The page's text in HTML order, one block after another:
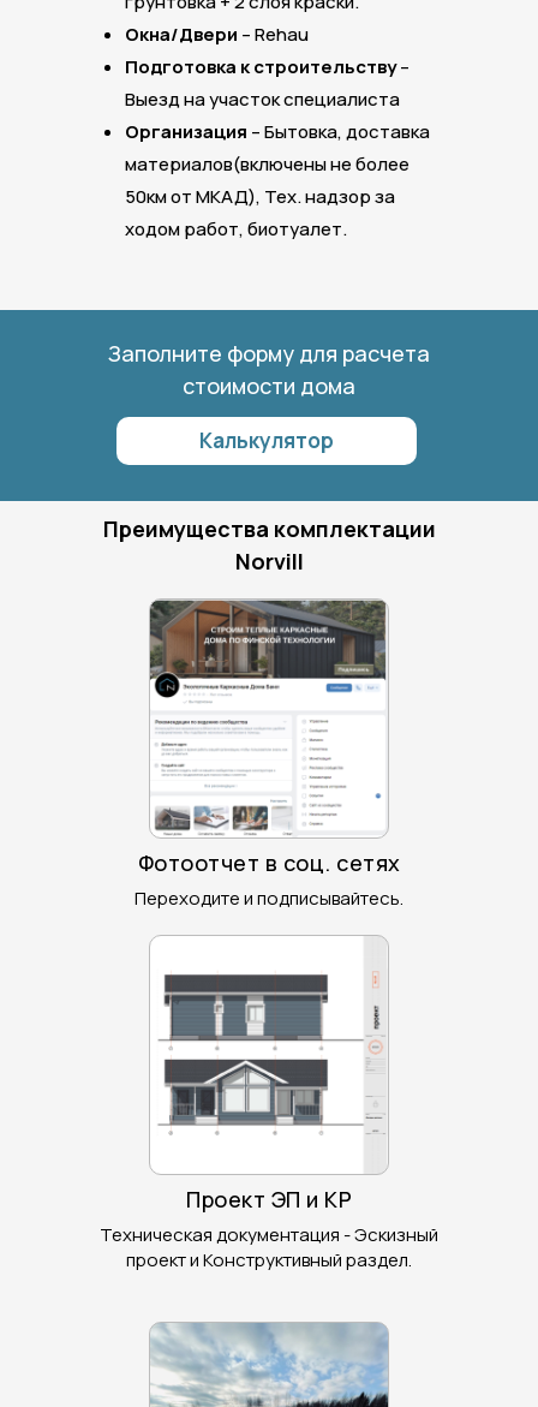
Окна/Двери – Rehau
Подготовка к строительству–
Выезд на участок специалиста
Организация – Бытовка, доставка
материалов(включены не более
50км от МКАД), Тех. надзор за
ходом работ, биотуалет.
Заполните форму для расчета
стоимости дома
Калькулятор
Преимущества комплектации
Norvill
Переходите и подписывайтесь.
Фотоотчет в соц. сетях
Техническая документация - Эскизный
проект и Конструктивный раздел.
Проект ЭП и КР